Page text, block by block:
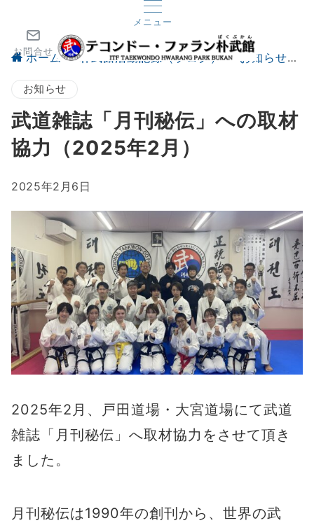
メニュー
お問合せ
ホーム 朴武館活動記録（ブログ） お知らせ
お知らせ
武道雑誌「月刊秘伝」への取材
協力（2025年2月）
2025年2月6日
2025年2月、戸田道場・大宮道場にて武道
雑誌「月刊秘伝」へ取材協力をさせて頂き
ました。
月刊秘伝は1990年の創刊から、世界の武